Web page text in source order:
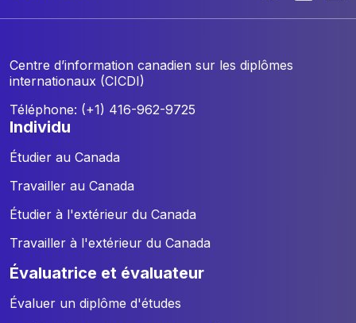
Centre d’information canadien sur les diplômes
internationaux (CICDI)
Téléphone: (+1) 416-962-9725
individu
Étudier au Canada
Travailler au Canada
Étudier à l'extérieur du Canada
Travailler à l'extérieur du Canada
évaluatrice et évaluateur
Évaluer un diplôme d'études